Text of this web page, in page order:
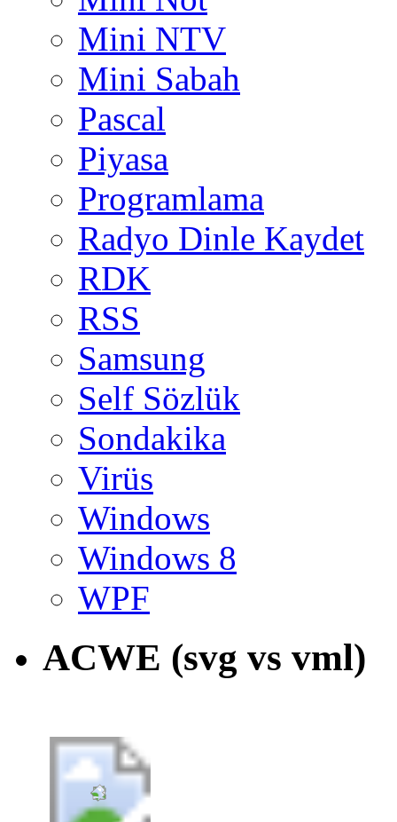
Mini NTV
Mini Sabah
Pascal
Piyasa
Programlama
Radyo Dinle Kaydet
RDK
RSS
Samsung
Self Sözlük
Sondakika
Virüs
Windows
Windows 8
WPF
ACWE (svg vs vml)